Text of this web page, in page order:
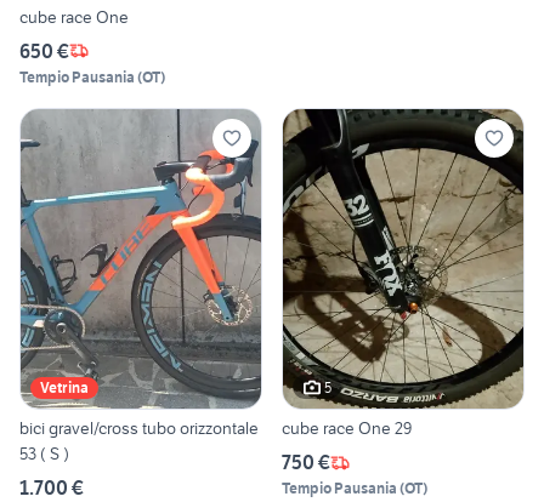
cube race One
650 €
Tempio Pausania (OT)
Vetrina
bici gravel/cross tubo orizzontale
53 ( S )
1.700 €
5
cube race One 29
750 €
Tempio Pausania (OT)